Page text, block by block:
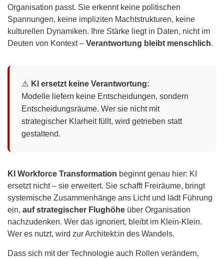
Organisation passt. Sie erkennt keine politischen
Spannungen, keine impliziten Machtstrukturen, keine
kulturellen Dynamiken. Ihre Stärke liegt in Daten, nicht im
Deuten von Kontext – Verantwortung bleibt menschlich.
⚠️ KI ersetzt keine Verantwortung:
Modelle liefern keine Entscheidungen, sondern
Entscheidungsräume. Wer sie nicht mit
strategischer Klarheit füllt, wird getrieben statt
gestaltend.
KI Workforce Transformation beginnt genau hier: KI
ersetzt nicht – sie erweitert. Sie schafft Freiräume, bringt
systemische Zusammenhänge ans Licht und lädt Führung
ein, auf strategischer Flughöhe über Organisation
nachzudenken. Wer das ignoriert, bleibt im Klein-Klein.
Wer es nutzt, wird zur Architekt:in des Wandels.
Dass sich mit der Technologie auch Rollen verändern,